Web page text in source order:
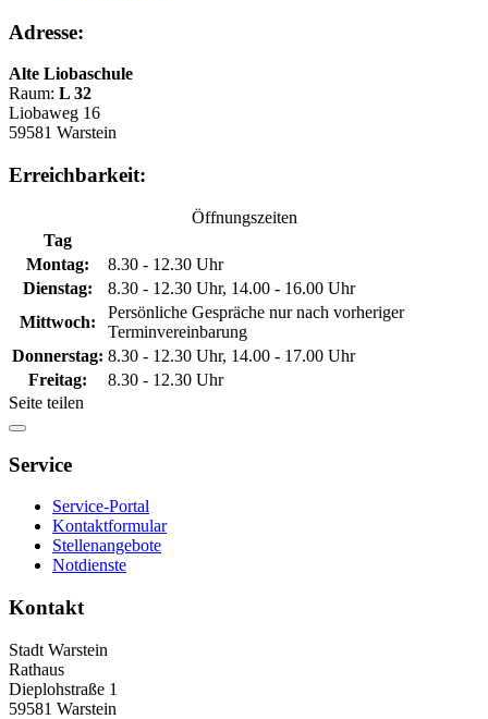
Adresse:
Alte Liobaschule
Raum: L 32
Liobaweg 16
59581 Warstein
Erreichbarkeit:
Öffnungszeiten
Tag
Montag:
8.30 - 12.30 Uhr
Dienstag:
8.30 - 12.30 Uhr, 14.00 - 16.00 Uhr
Mittwoch:
Persönliche Gespräche nur nach vorheriger
Terminvereinbarung
Donnerstag: 8.30 - 12.30 Uhr, 14.00 - 17.00 Uhr
Freitag:
8.30 - 12.30 Uhr
Seite teilen
Service
Service-Portal
Kontaktformular
Stellenangebote
Notdienste
Kontakt
Stadt Warstein
Rathaus
Dieplohstraße 1
59581 Warstein